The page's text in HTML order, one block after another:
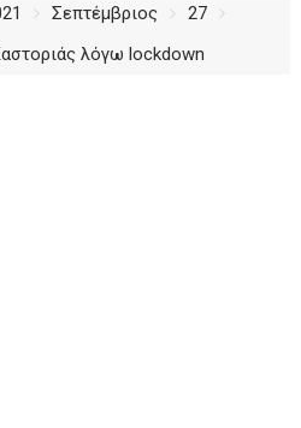
Σεπτέμβριος
27
λόγω lockdown